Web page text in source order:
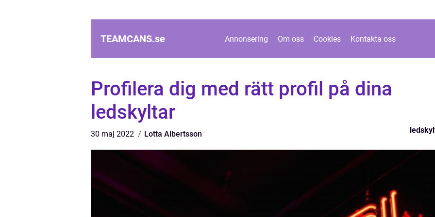
TEAMCANS.se Annonsering Om oss Cookies Kontakta oss
Profilera dig med rätt profil på dina
ledskyltar
30 maj 2022 Lotta Albertsson